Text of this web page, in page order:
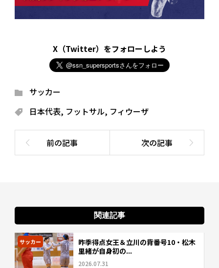
X（Twitter）をフォローしよう
サッカー
日本代表, フットサル, フィウーザ
関連記事
サッカー
昨季得点女王＆立川の背番号10・松木
里緒が自身初の...
2026.07.31